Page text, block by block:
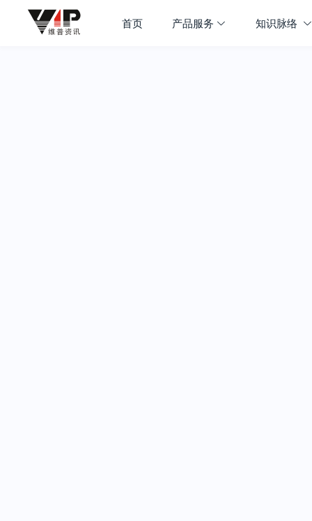
首页 产品服务 知识脉络